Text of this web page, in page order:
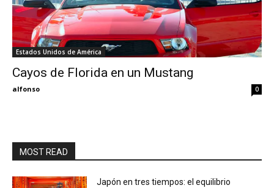
My
Estados Unidos de América
Cayos de Florida en un Mustang
alfonso 0
MOST READ
Japón en tres tiempos: el equilibrio